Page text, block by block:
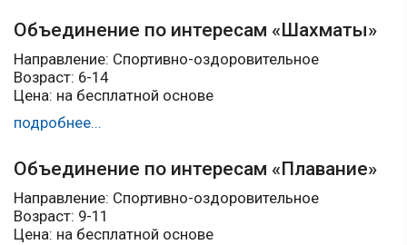
Объединение по интересам «Шахматы»
Направление: Спортивно-оздоровительное
Возраст: 6-14
Цена: на бесплатной основе
подробнее...
Объединение по интересам «Плавание»
Направление: Спортивно-оздоровительное
Возраст: 9-11
Цена: на бесплатной основе